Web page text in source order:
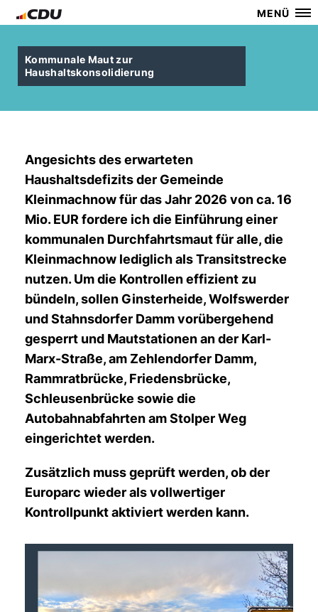
MENÜ
Kommunale Maut zur
Haushaltskonsolidierung
Angesichts des erwarteten
Haushaltsdefizits der Gemeinde
Kleinmachnow für das Jahr 2026 von ca. 16
Mio. EUR fordere ich die Einführung einer
kommunalen Durchfahrtsmaut für alle, die
Kleinmachnow lediglich als Transitstrecke
nutzen. Um die Kontrollen effizient zu
bündeln, sollen Ginsterheide, Wolfswerder
und Stahnsdorfer Damm vorübergehend
gesperrt und Mautstationen an der Karl-
Marx-Straße, am Zehlendorfer Damm,
Rammratbrücke, Friedensbrücke,
Schleusenbrücke sowie die
Autobahnabfahrten am Stolper Weg
eingerichtet werden.
Zusätzlich muss geprüft werden, ob der
Europarc wieder als vollwertiger
Kontrollpunkt aktiviert werden kann.